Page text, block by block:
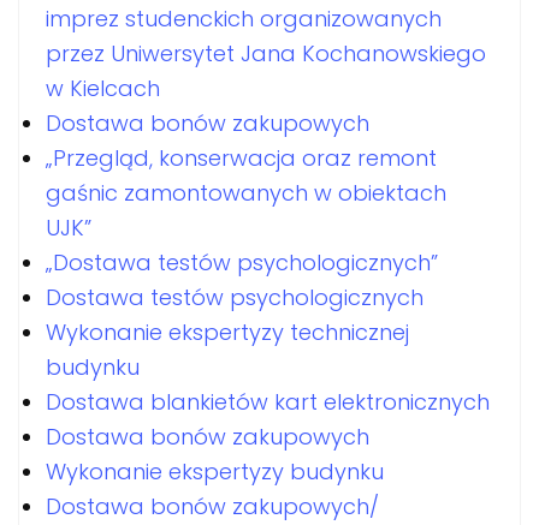
imprez studenckich organizowanych
przez Uniwersytet Jana Kochanowskiego
w Kielcach
Dostawa bonów zakupowych
„Przegląd, konserwacja oraz remont
gaśnic zamontowanych w obiektach
UJK”
„Dostawa testów psychologicznych”
Dostawa testów psychologicznych
Wykonanie ekspertyzy technicznej
budynku
Dostawa blankietów kart elektronicznych
Dostawa bonów zakupowych
Wykonanie ekspertyzy budynku
Dostawa bonów zakupowych/